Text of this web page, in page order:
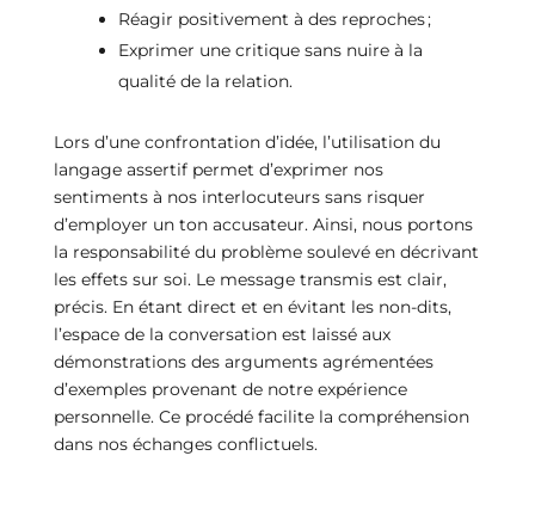
Réagir positivement à des reproches ;
Exprimer une critique sans nuire à la
qualité de la relation.
Lors d’une confrontation d’idée, l’utilisation du
langage assertif permet d’exprimer nos
sentiments à nos interlocuteurs sans risquer
d’employer un ton accusateur. Ainsi, nous portons
la responsabilité du problème soulevé en décrivant
les effets sur soi. Le message transmis est clair,
précis. En étant direct et en évitant les non-dits,
l’espace de la conversation est laissé aux
démonstrations des arguments agrémentées
d’exemples provenant de notre expérience
personnelle. Ce procédé facilite la compréhension
dans nos échanges conflictuels.